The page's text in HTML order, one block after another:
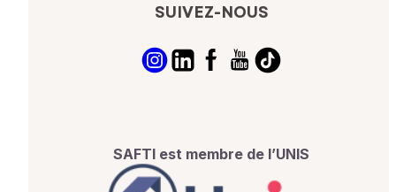
SUIVEZ-NOUS
SAFTI est membre de l’UNIS